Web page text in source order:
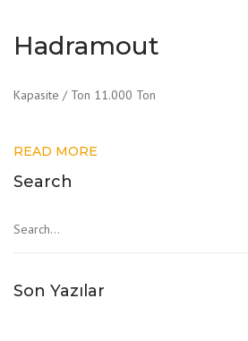
Hadramout
Kapasite / Ton 11.000 Ton
READ MORE
Search
Son Yazılar